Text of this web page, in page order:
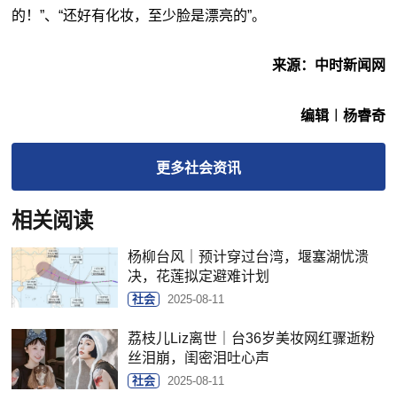
的！”、“还好有化妆，至少脸是漂亮的”。
来源：中时新闻网
编辑︱杨睿奇
更多社会资讯
相关阅读
杨柳台风｜预计穿过台湾，堰塞湖忧溃
决，花莲拟定避难计划
社会 2025-08-11
荔枝儿Liz离世｜台36岁美妆网红骤逝粉
丝泪崩，闺密泪吐心声
社会 2025-08-11